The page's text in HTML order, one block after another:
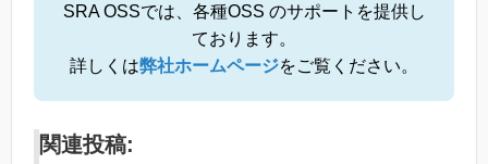
SRA OSSでは、各種OSS のサポートを提供し
ております。
詳しくは弊社ホームページをご覧ください。
関連投稿: